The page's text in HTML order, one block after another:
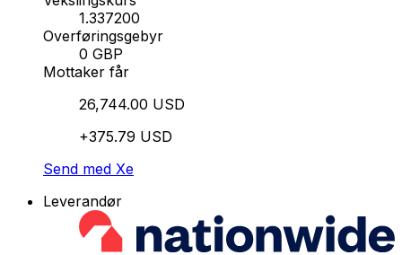
1.337200
Overføringsgebyr
0 GBP
Mottaker får
26,744.00 USD
+375.79 USD
Send med Xe
Leverandør